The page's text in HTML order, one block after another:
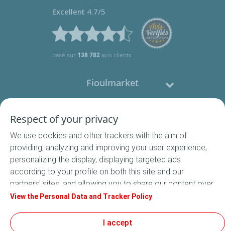
Excellent 4.7/5
basé sur 138 782avis clients
Fioulmarket
Nous contacter
Suivez-nous
Conditions Générales de Vente
Respect of your privacy
We use cookies and other trackers with the aim of
providing, analyzing and improving your user experience,
personalizing the display, displaying targeted ads
according to your profile on both this site and our
partners' sites, and allowing you to share our content over
social media. In accordance with French legislation,
default. You can change your cookie settings at any time
View the Personal Data and Tracker Policy
I accept